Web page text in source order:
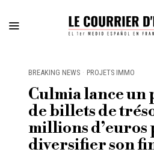
BREAKING NEWS · PROJETS IMMO
Culmia lance un
de billets de
millions d’euros
diversifier son